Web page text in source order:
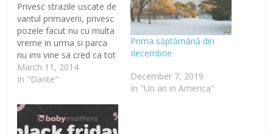
Privesc strazile uscate de
vantul primaverii, privesc
pozele facut nu cu multa
vreme in urma si parca
nu imi vine sa cred ca tot
acel potop de zapada a
disparut in pamantul
dor de zapada dar eu mi-
am amintit de sanius, de
pitorescut saniei…
March 11, 2014
In "Dante"
Prima săptămână din
decembrie
December 7, 2019
In "Un an in America"